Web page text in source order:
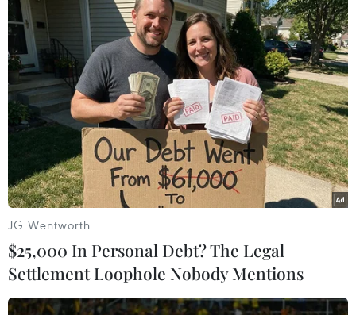
#Phụ nữ
#Tấn công trên mạng xã hội
#Bạo lực tình dục
Theo dõi VietnamPlus
JG Wentworth
$25,000 In Personal Debt? The Legal
Settlement Loophole Nobody Mentions